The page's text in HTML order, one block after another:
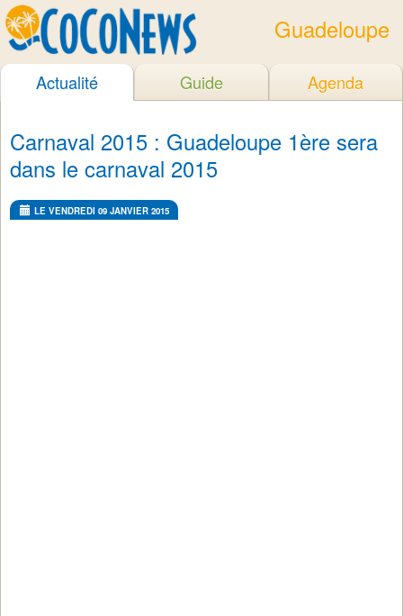
Guadeloupe
Actualité Guide Agenda
Carnaval 2015 : Guadeloupe 1ère sera
dans le carnaval 2015
LE VENDREDI 09 JANVIER 2015